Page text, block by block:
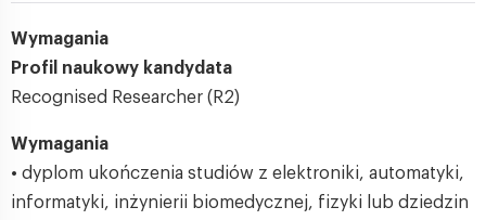
Wymagania
Profil naukowy kandydata
Recognised Researcher (R2)
Wymagania
• dyplom ukończenia studiów z elektroniki, automatyki,
informatyki, inżynierii biomedycznej, fizyki lub dziedzin